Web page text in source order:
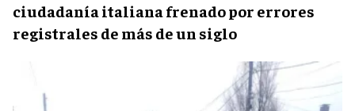
ciudadanía italiana frenado por errores
registrales de más de un siglo